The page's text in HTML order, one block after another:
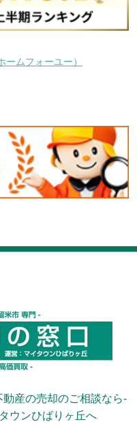
産の売却のご相談なら-
ウンひばりヶ丘へ